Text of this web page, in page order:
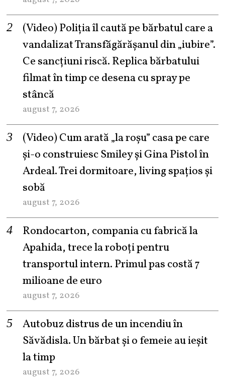
(Video) Poliția îl caută pe bărbatul care a
vandalizat Transfăgărășanul din „iubire”.
Ce sancțiuni riscă. Replica bărbatului
filmat în timp ce desena cu spray pe
stâncă
august 7, 2026
(Video) Cum arată „la roşu” casa pe care
şi-o construiesc Smiley şi Gina Pistol în
Ardeal. Trei dormitoare, living spațios și
sobă
august 7, 2026
Rondocarton, compania cu fabrică la
Apahida, trece la roboți pentru
transportul intern. Primul pas costă 7
milioane de euro
august 7, 2026
Autobuz distrus de un incendiu în
Săvădisla. Un bărbat și o femeie au ieșit
la timp
august 7, 2026